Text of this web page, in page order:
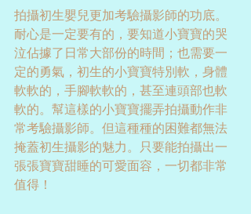
拍攝初生嬰兒更加考驗攝影師的功底。
耐心是一定要有的，要知道小寶寶的哭
泣佔據了日常大部份的時間；也需要一
定的勇氣，初生的小寶寶特別軟，身體
軟軟的，手腳軟軟的，甚至連頭部也軟
軟的。幫這樣的小寶寶擺弄拍攝動作非
常考驗攝影師。但這種種的困難都無法
掩蓋初生攝影的魅力。只要能拍攝出一
張張寶寶甜睡的可愛面容，一切都非常
值得！